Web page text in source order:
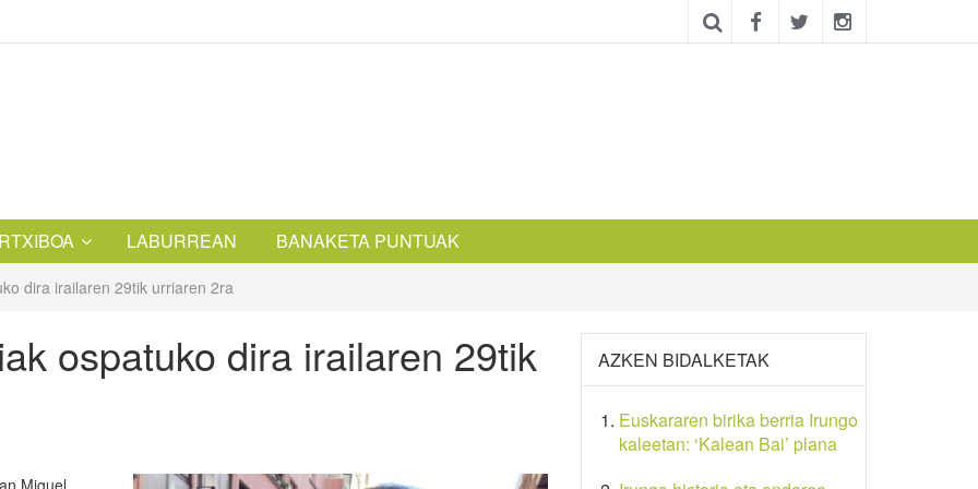
LABURREAN BANAKETA PUNTUAK
dira irailaren 29tik urriaren 2ra
ospatuko dira irailaren 29tik
Miguel
AZKEN BIDALKETAK
Euskararen birika berria Irungo
kaleetan: ‘Kalean Bai’ plana